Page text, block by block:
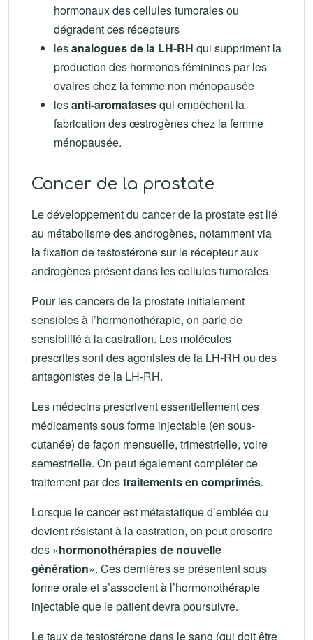
hormonaux des cellules tumorales ou
dégradent ces récepteurs
lesanalogues de la LH-RH qui suppriment la
production des hormones féminines par les
ovaires chez la femme non ménopausée
lesanti-aromatasesqui empêchent la
fabrication des œstrogènes chez la femme
ménopausée.
Cancer de la prostate
Le développement du cancer de la prostate est lié
au métabolisme des androgènes, notamment via
la fixation de testostérone sur le récepteur aux
androgènes présent dans les cellules tumorales.
Pour les cancers de la prostate initialement
sensibles à l’hormonothérapie, on parle de
sensibilité à la castration. Les molécules
prescrites sont des agonistes de la LH-RH ou des
antagonistes de la LH-RH.
Les médecins prescrivent essentiellement ces
médicaments sous forme injectable (en sous-
cutanée) de façon mensuelle, trimestrielle, voire
semestrielle. On peut également compléter ce
traitement par destraitements en comprimés.
Lorsque le cancer est métastatique d’emblée ou
devient résistant à la castration, on peut prescrire
des «hormonothérapies de nouvelle
génération». Ces dernières se présentent sous
forme orale et s’associent à l’hormonothérapie
injectable que le patient devra poursuivre.
Le taux de testostérone dans le sang (qui doit être